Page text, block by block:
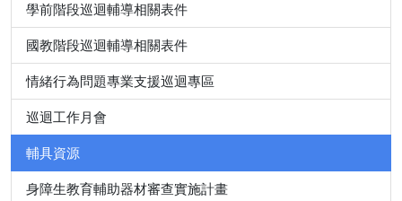
學前階段巡迴輔導相關表件
國教階段巡迴輔導相關表件
情緒行為問題專業支援巡迴專區
巡迴工作月會
輔具資源
身障生教育輔助器材審查實施計畫